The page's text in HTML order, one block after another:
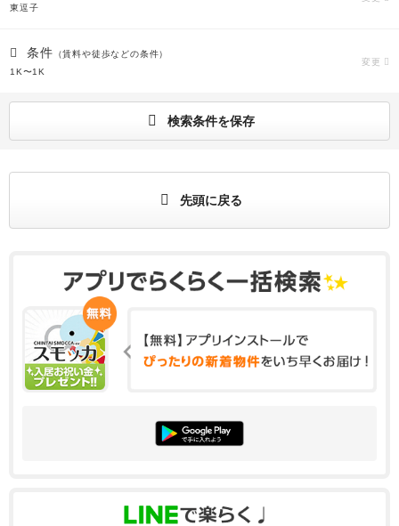
東逗子
条件 （賃料や徒歩などの条件）
1K〜1K
変更
検索条件を保存
先頭に戻る